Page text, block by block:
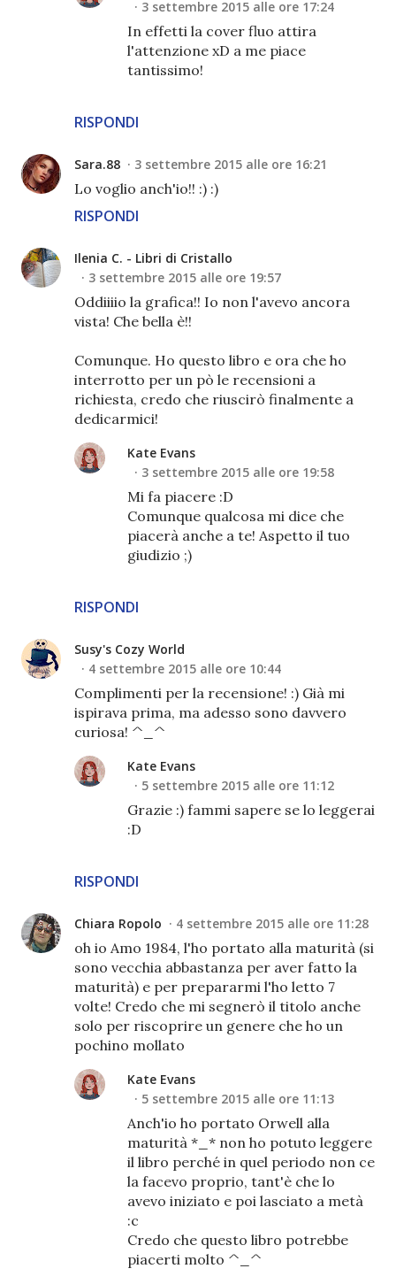
RISPONDI
3 settembre 2015 alle ore 17:24
In effetti la cover fluo attira
l'attenzione xD a me piace
tantissimo!
Sara.88 3 settembre 2015 alle ore 16:21
Lo voglio anch'io!! :) :)
RISPONDI
Ilenia C. - Libri di Cristallo
3 settembre 2015 alle ore 19:57
Oddiiiio la grafica!! Io non l'avevo ancora
vista! Che bella è!!
Comunque. Ho questo libro e ora che ho
interrotto per un pò le recensioni a
richiesta, credo che riuscirò finalmente a
dedicarmici!
RISPONDI
Kate Evans
3 settembre 2015 alle ore 19:58
Mi fa piacere :D
Comunque qualcosa mi dice che
piacerà anche a te! Aspetto il tuo
giudizio ;)
Susy's Cozy World
4 settembre 2015 alle ore 10:44
Complimenti per la recensione! :) Già mi
ispirava prima, ma adesso sono davvero
curiosa! ^_^
RISPONDI
Kate Evans
5 settembre 2015 alle ore 11:12
Grazie :) fammi sapere se lo leggerai
:D
Chiara Ropolo 4 settembre 2015 alle ore 11:28
oh io Amo 1984, l'ho portato alla maturità (si
sono vecchia abbastanza per aver fatto la
maturità) e per prepararmi l'ho letto 7
volte! Credo che mi segnerò il titolo anche
solo per riscoprire un genere che ho un
pochino mollato
Kate Evans
5 settembre 2015 alle ore 11:13
Anch'io ho portato Orwell alla
maturità *_* non ho potuto leggere
il libro perché in quel periodo non ce
la facevo proprio, tant'è che lo
avevo iniziato e poi lasciato a metà
:c
Credo che questo libro potrebbe
piacerti molto ^_^